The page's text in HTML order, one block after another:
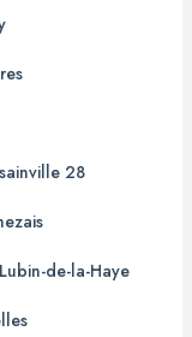
28
de-la-Haye